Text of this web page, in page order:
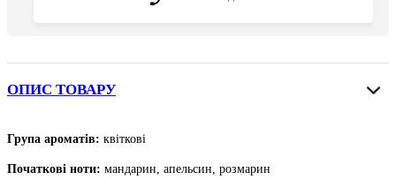
ОПИС ТОВАРУ
Група ароматів: квіткові
Початкові ноти: мандарин, апельсин, розмарин